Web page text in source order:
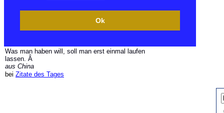
Ok
Was man haben will, soll man erst einmal laufen
lassen. Â
aus China
bei Zitate des Tages